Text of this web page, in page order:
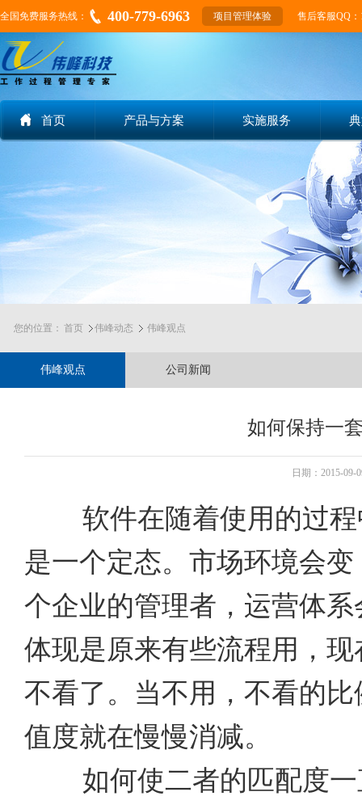
全国免费服务热线： 400-779-6963 项目管理体验 售后客服QQ：
首页 产品与方案 实施服务
您的位置： 首页 伟峰动态 伟峰观点
伟峰观点 公司新闻
如何保持一
日期：2015-09-
软件在随着使用的过
是一个定态。市场环境会
个企业的管理者，运营体
体现是原来有些流程用，
不看了。当不用，不看的
值度就在慢慢消减。
如何使二者的匹配度